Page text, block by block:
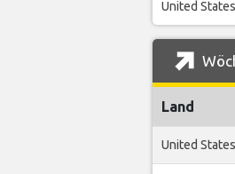
United States
Land
United States